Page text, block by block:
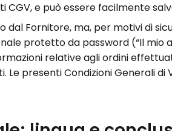
CGV, e può essere facilmente
Fornitore, ma, per motivi di
protetto da password (“Il
relative agli ordini
Le presenti Condizioni Generali